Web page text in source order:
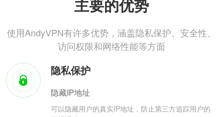
主要的优势
使用AndyVPN有许多优势，涵盖隐私保护、安全性、
访问权限和网络性能等方面
隐私保护
隐藏IP地址
可以隐藏用户的真实IP地址，防止第三方追踪用户的